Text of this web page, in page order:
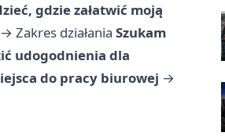
gdzie załatwić moją
→ Zakres działania Szukam
udogodnienia dla
do pracy biurowej →